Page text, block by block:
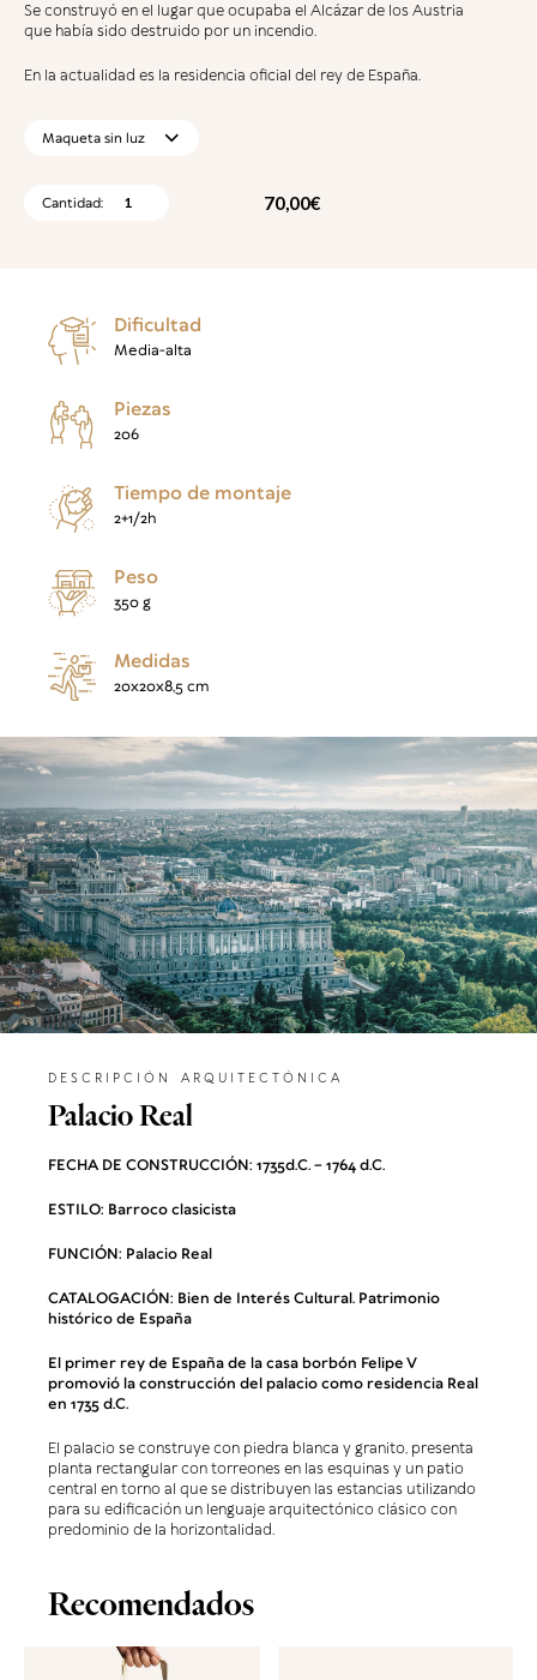
Se construyó en el lugar que ocupaba el Alcázar de los Austria
que había sido destruido por un incendio.
En la actualidad es la residencia oficial del rey de España.
PALACIO 70,00€
Dificultad
Media-alta
Piezas
206
Tiempo de montaje
2+1/2h
Peso
350 g
Medidas
20x20x8,5 cm
DESCRIPCIÓN ARQUITECTÓNICA
Palacio Real
FECHA DE CONSTRUCCIÓN: 1735d.C. – 1764 d.C.
ESTILO: Barroco clasicista
FUNCIÓN: Palacio Real
CATALOGACIÓN: Bien de Interés Cultural. Patrimonio
histórico de España
El primer rey de España de la casa borbón Felipe V
promovió la construcción del palacio como residencia Real
en 1735 d.C.
El palacio se construye con piedra blanca y granito, presenta
planta rectangular con torreones en las esquinas y un patio
central en torno al que se distribuyen las estancias utilizando
para su edificación un lenguaje arquitectónico clásico con
predominio de la horizontalidad.
Recomendados